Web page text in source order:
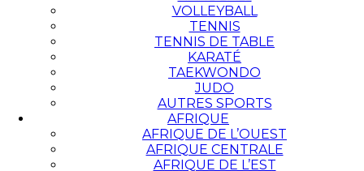
VOLLEYBALL
TENNIS
TENNIS DE TABLE
KARATÉ
TAEKWONDO
JUDO
AUTRES SPORTS
AFRIQUE
AFRIQUE DE L’OUEST
AFRIQUE CENTRALE
AFRIQUE DE L’EST